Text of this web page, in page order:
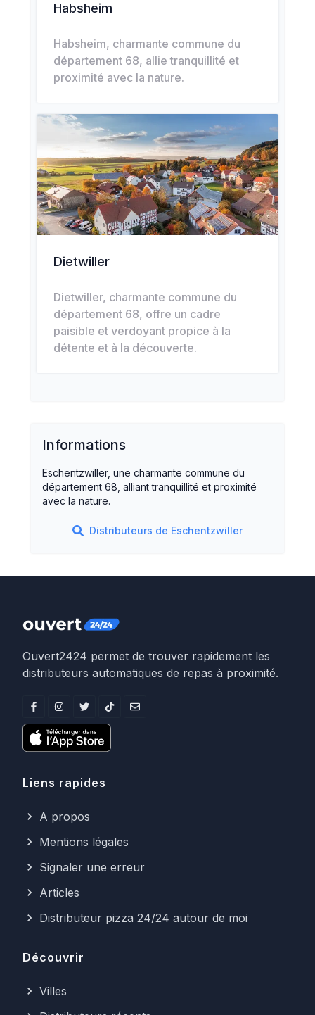
Habsheim
Habsheim, charmante commune du
département 68, allie tranquillité et
proximité avec la nature.
Dietwiller
Dietwiller, charmante commune du
département 68, offre un cadre
paisible et verdoyant propice à la
détente et à la découverte.
Informations
Eschentzwiller, une charmante commune du
département 68, alliant tranquillité et proximité
avec la nature.
Distributeurs de Eschentzwiller
Ouvert2424 permet de trouver rapidement les
distributeurs automatiques de repas à proximité.
Liens rapides
A propos
Mentions légales
Signaler une erreur
Articles
Distributeur pizza 24/24 autour de moi
Découvrir
Villes